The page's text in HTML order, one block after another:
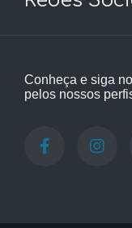
Conheça e siga
pelos nossos